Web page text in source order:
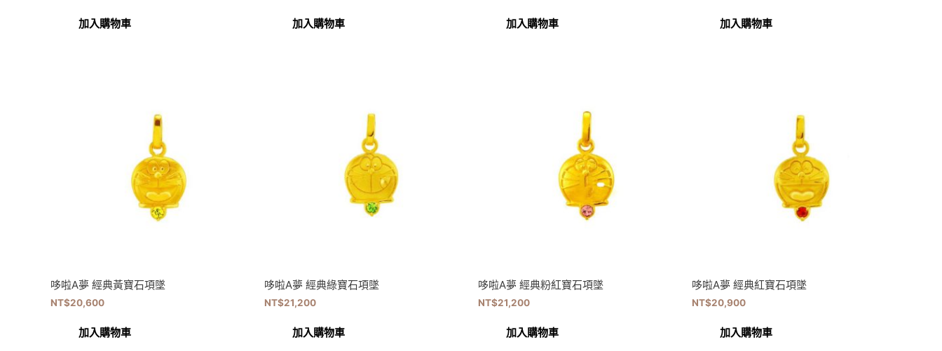
加入購物車 加入購物車 加入購物車 加入購物車
哆啦A夢 經典黃寶石項墜
NT$20,600
加入購物車
哆啦A夢 經典綠寶石項墜
NT$21,200
加入購物車
哆啦A夢 經典粉紅寶石項墜
NT$21,200
加入購物車
哆啦A夢 經典紅寶石項墜
NT$20,900
加入購物車